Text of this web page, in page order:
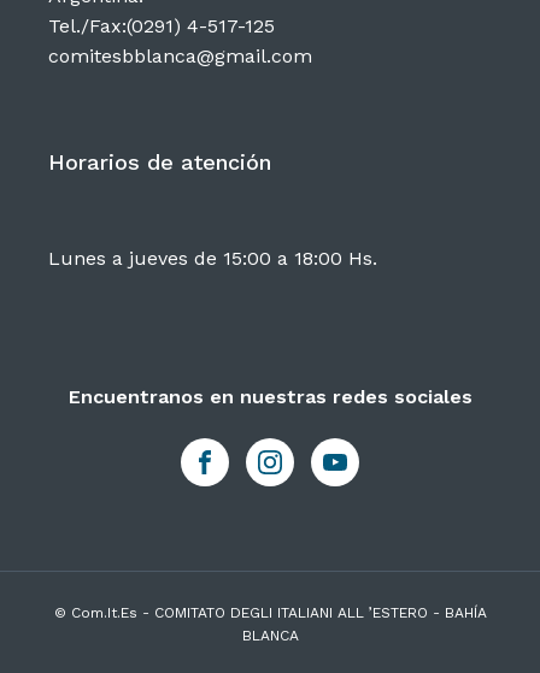
Tel./Fax:(0291) 4-517-125
comitesbblanca@gmail.com
Horarios de atención
Lunes a jueves de 15:00 a 18:00 Hs.
Encuentranos en nuestras redes sociales
© Com.It.Es - COMITATO DEGLI ITALIANI ALL ’ESTERO - BAHÍA
BLANCA